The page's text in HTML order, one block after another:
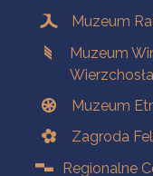
Muzeum
Muzeum
Muzeum
Zagroda
Regionalne